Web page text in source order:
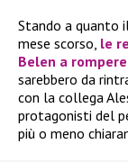
Stando a quanto
mese scorso, le
Belen a
sarebbero da
con la collega
protagonisti del
più o meno